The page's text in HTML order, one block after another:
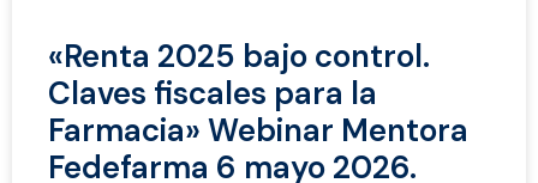
«Renta 2025 bajo control.
Claves fiscales para la
Farmacia» Webinar Mentora
Fedefarma 6 mayo 2026.